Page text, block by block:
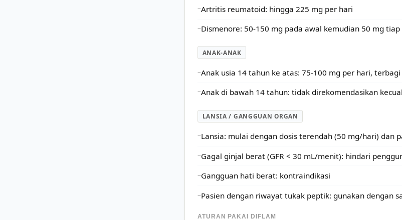
Artritis reumatoid: hingga 225 mg per hari
Dismenore: 50-150 mg pada awal kemudian 50 mg
ANAK-ANAK
Anak usia 14 tahun ke atas: 75-100 mg per hari,
Anak di bawah 14 tahun: tidak direkomendasikan
LANSIA / GANGGUAN ORGAN
Lansia: mulai dengan dosis terendah (50 mg/hari) dan
Gagal ginjal berat (GFR < 30 mL/menit): hindari
Gangguan hati berat: kontraindikasi
Pasien dengan riwayat tukak peptik: gunakan dengan
ATURAN PAKAI DIFLAM